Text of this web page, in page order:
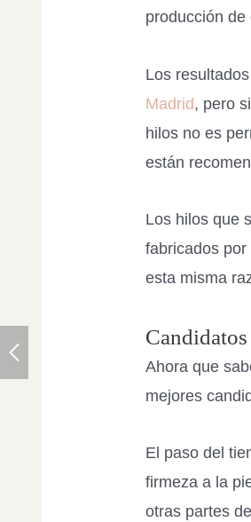
producción de
Los
Madrid, pero
hilos no es
están
Los hilos que
fabricados
esta misma
Ahora que
mejores
El paso del
firmeza a la
otras partes